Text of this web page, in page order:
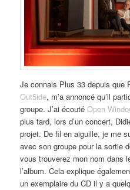
Je connais Plus 33 depuis que
Out5ide, m’a annoncé qu’il
groupe. J’ai écoutéOpen
plus tard, lors d’un concert,
projet. De fil en aiguille, je me
avec son groupe pour la sortie
vous trouverez mon nom dans
l’album. Cela explique
un exemplaire du CD il y a